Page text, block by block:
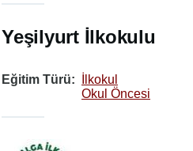
Yeşilyurt İlkokulu
Eğitim Türü
İlkokul
Okul Öncesi